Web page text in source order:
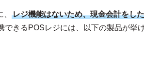
レジ機能はないため、現金会計をし
できるPOSレジには、以下の製品が挙